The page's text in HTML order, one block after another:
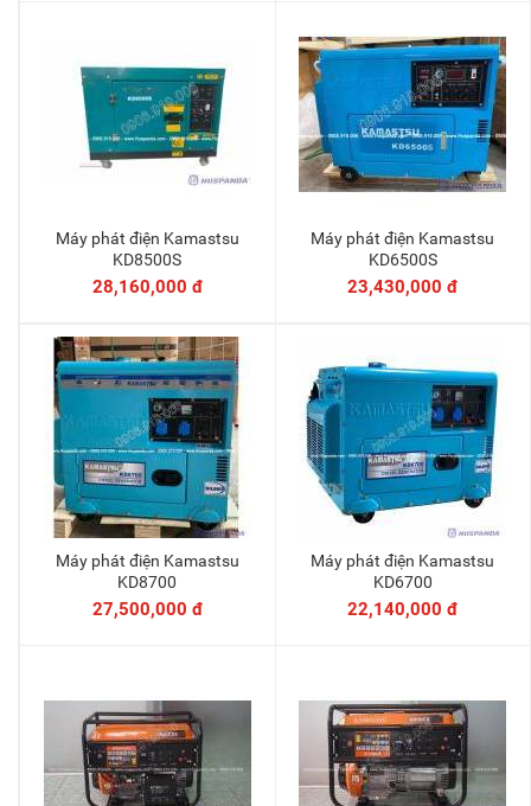
Thêm vào giỏ
Máy phát điện Kamastsu
KD8500S
28,160,000 đ
Thêm vào giỏ
Máy phát điện Kamastsu
KD6500S
23,430,000 đ
Thêm vào giỏ
Máy phát điện Kamastsu
KD8700
27,500,000 đ
Thêm vào giỏ
Máy phát điện Kamastsu
KD6700
22,140,000 đ